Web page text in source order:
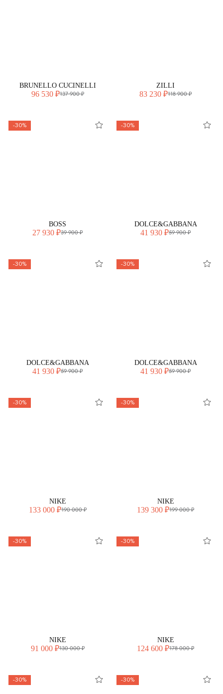
BRUNELLO CUCINELLI
96 530 ₽137 900 ₽
ZILLI
83 230 ₽118 900 ₽
-30%
BOSS
27 930 ₽39 900 ₽
-30%
DOLCE&GABBANA
41 930 ₽59 900 ₽
-30%
DOLCE&GABBANA
41 930 ₽59 900 ₽
-30%
DOLCE&GABBANA
41 930 ₽59 900 ₽
-30%
NIKE
133 000 ₽190 000 ₽
-30%
NIKE
139 300 ₽199 000 ₽
-30%
NIKE
91 000 ₽130 000 ₽
-30%
NIKE
124 600 ₽178 000 ₽
-30% -30%